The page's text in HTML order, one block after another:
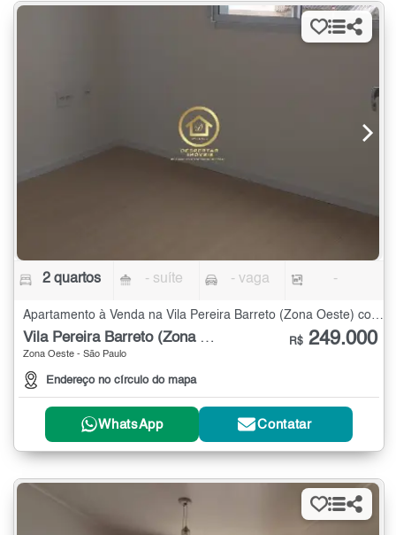
2 quartos - suíte - vaga -
Apartamento à Venda na Vila Pereira Barreto (Zona Oeste) com 2 quartos
Vila Pereira Barreto (Zona Oeste)
Zona Oeste - São Paulo
Endereço no círculo do mapa
R$ 249.000
WhatsApp Contatar